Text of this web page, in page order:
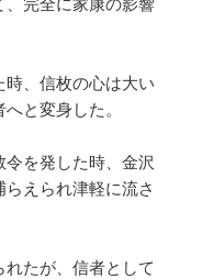
、完全に家康の影響
、信枚の心は大い
と変身した。
令を発した時、金沢
えられ津軽に流さ
たが、信者として